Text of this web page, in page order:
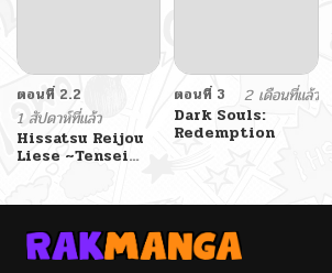
ตอนที่ 2.2
1 สัปดาห์ที่แล้ว
Hissatsu Reijou
Liese ~Tensei
Yami wo Matou
Akuyaku Reijou
to Naru~
ตอนที่ 3
2 เดือนที่แล้ว
Dark Souls:
Redemption